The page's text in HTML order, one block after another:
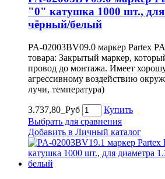
"0" катушка 1000 шт.,
чёрный/белый
PA-02003BV09.0 маркер Partex
товара: Закрытый маркер,
провод до монтажа. Имеет
агрессивному воздействию
лучи, температура)
3.737,80_Руб
Купить
Выбрать для сравнения
Добавить в Личный каталог